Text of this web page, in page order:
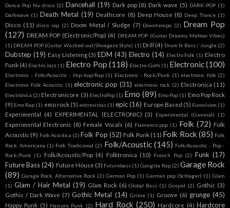
Dance Pop Nu-disco (2) Dancehall (19) Dark pop (8) Dark wave (5) DARK-POP (1)
Darkwave (1) Death Metal (19) Deathcore (8) Deep House (8) Deep Trance (1)
Disco (11) disco rap (2) Doom Metal / Sludge (7) Downtempo (2) Dream Pop
(127) DREAM POP (Electronic/Pop) (4) DREAM POP (Guitar Dreamy Mellow Vibes)
(1) DREAM POP (Guitar Washed-out/Shoegaze Style) (1) Drill (4) Drum N Bass / Jungle (2)
Dubstep (19) Easy Listening (3) EDM (43) Electro (14) Electro Folk (1) Electro
Funk (4) Electro Jazz (1) Electro Pop (118) Electro-Goth (1) Electronic(100)
Electronic - Folk/Acoustic - Hip-hop/Rap (1) Electronic - Rock/Punk (1) electronic folk (2)
Electronic Folk Acoustic (1) electronic pop (31) electronic rock (2) Electronica (11)
Electrónica (2) Electronicore (3) ElectroPop (1) Emo (89) Emo Pop (1) Emo Pop Rock
(9) Emo Rap (1) emo rock (5) entrevistas (1) epic (16) Europe Based (5) Eurovision (1)
Experimental (4) EXPERIMENTAL (ELECTRONIC) (3) Experimental (General) (1)
Experimental Electronic (8) Female Vocals (6) Flamenco pop (1) Folk (72) Folk
Acoustic (9) Folk Acústica (2) Folk Pop (52) Folk Punk (11) Folk Rock (85) Folk
Rock. Americana (1) Folk Tradicional (2) Folk/Acoustic (145) Folk/Acoustic - Pop -
Rock/Punk (1) Folk/Acoustic/Pop (4) Folktronica (10) French Pop (2) Funk (17)
Future Bass (24) Future House (3) Futurebass (1) Gangsta Rap (2) Garage Rock
(89) Garage Rock. Alternative Rock (2) German Pop (1) German pop (Schlager) (1) Glam
(1) Glam / Hair Metal (19) Glam Rock (6) Global Bass (1) Gospel (2) Gothic (3)
Gothic / Dark Wave (7) Gothic Metal (14) Grime (1) Groove (6) grunge (45)
Happy Punk (5) Harcore Punk (2) Hard Rock (250) Hardcore (4) Hardcore